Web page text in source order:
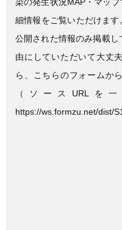
細情報をご覧いただけま
公開された情報のみ掲載
由にしていただいて大丈
ら、こちらのフォームか
（ソースURLを
https://ws.formzu.net/dist/